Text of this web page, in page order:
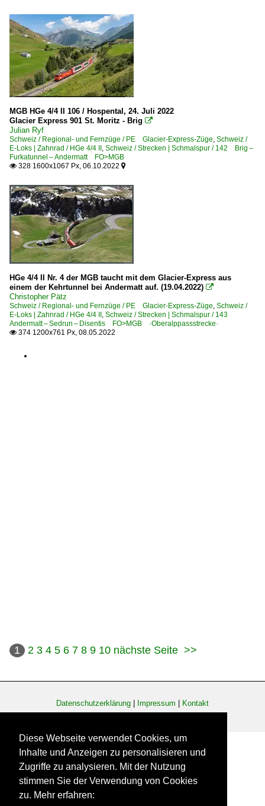
MGB HGe 4/4 II 106 / Hospental, 24. Juli 2022
Glacier Express 901 St. Moritz - Brig 
Julian Ryf
Schweiz / Regional- und Fernzüge / PE Glacier-Express-Züge, Schweiz /
E-Loks | Zahnrad / HGe 4/4 II , Schweiz / Strecken | Schmalspur / 142 Brig –
Furkatunnel – Andermatt FO>MGB
 328 1600x1067 Px, 06.10.2022 
HGe 4/4 II Nr. 4 der MGB taucht mit dem Glacier-Express aus
einem der Kehrtunnel bei Andermatt auf. (19.04.2022) 
Christopher Pätz
Schweiz / Regional- und Fernzüge / PE Glacier-Express-Züge, Schweiz /
E-Loks | Zahnrad / HGe 4/4 II , Schweiz / Strecken | Schmalspur / 143
Andermatt – Sedrun – Disentis FO>MGB ·Oberalppassstrecke·
 374 1200x761 Px, 08.05.2022
1 2 3 4 5 6 7 8 9 10 nächste Seite >>
Datenschutzerklärung Impressum Kontakt
Diese Webseite verwendet Cookies, um
Inhalte und Anzeigen zu personalisieren und
Zugriffe zu analysieren. Mit der Nutzung
stimmen Sie der Verwendung von Cookies
zu. Mehr erfahren: